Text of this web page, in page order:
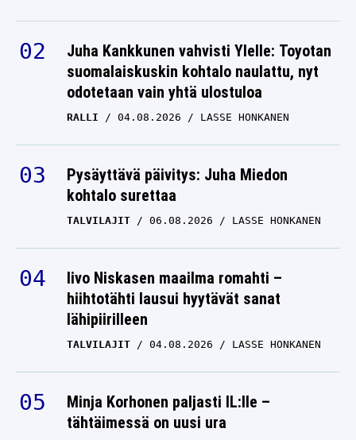
Juha Kankkunen vahvisti Ylelle: Toyotan
suomalaiskuskin kohtalo naulattu, nyt
odotetaan vain yhtä ulostuloa
RALLI 04.08.2026 LASSE HONKANEN
Pysäyttävä päivitys: Juha Miedon
kohtalo surettaa
TALVILAJIT 06.08.2026
Iivo Niskasen maailma romahti –
hiihtotähti lausui hyytävät sanat
lähipiirilleen
TALVILAJIT
Minja Korhonen paljasti IL:lle –
tähtäimessä on uusi ura
TALVILAJIT 05.08.2026